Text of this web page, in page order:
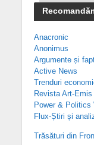
Anacronic
Anonimus
Argumente și
Active News
Trenduri
Revista Art-Emis
Power & Politics
Flux-Știri și
Trăsături din